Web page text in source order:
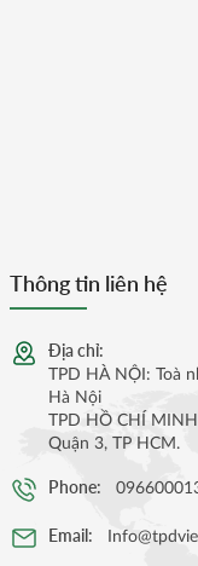
Thông tin liên hệ
Địa chỉ:
TPD HÀ NỘI: Toà
Hà Nội
TPD HỒ CHÍ
Quận 3, TP HCM.
Phone:
Email: